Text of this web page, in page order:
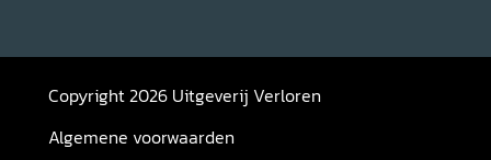
Copyright 2026 Uitgeverij Verloren
Algemene voorwaarden